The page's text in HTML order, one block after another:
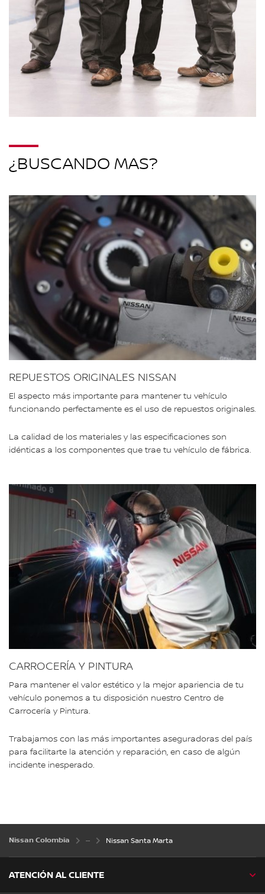
¿BUSCANDO MAS?
REPUESTOS ORIGINALES NISSAN
El aspecto más importante para mantener tu vehículo
funcionando perfectamente es el uso de repuestos originales.
La calidad de los materiales y las especificaciones son
idénticas a los componentes que trae tu vehículo de fábrica.
CARROCERÍA Y PINTURA
Para mantener el valor estético y la mejor apariencia de tu
vehículo ponemos a tu disposición nuestro Centro de
Carrocería y Pintura.
Trabajamos con las más importantes aseguradoras del país
para facilitarte la atención y reparación, en caso de algún
incidente inesperado.
Nissan Colombia Nissan Santa Marta
ATENCIÓN AL CLIENTE